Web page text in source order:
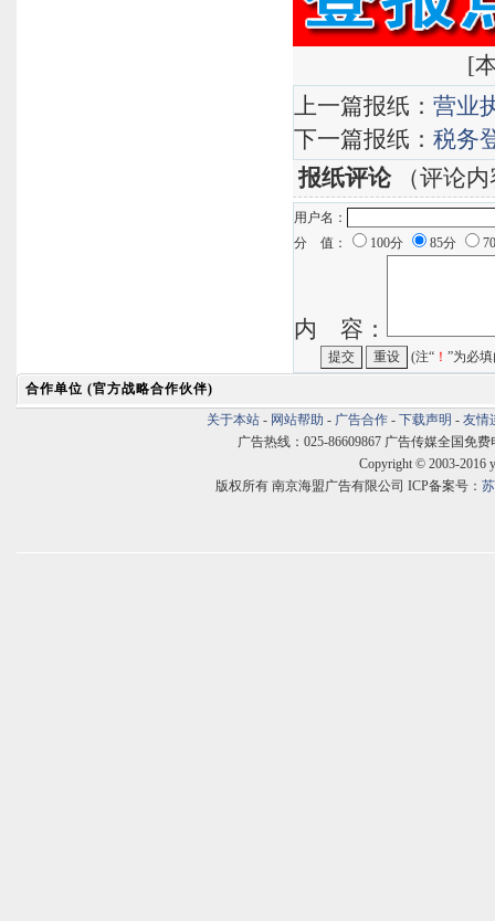
[
上一篇报纸： 营业
下一篇报纸： 税务
报纸评论（评论内
用户名：
分 值：
100分 85分
内 容：
(注“ ！ ”为必
合作单位 (官方战略合作伙伴)
关于本站 - 网站帮助 - 广告合作 - 下载声明 - 友情
广告热线：025-86609867 广告传媒全国免费
Copyright © 2003-2016
版权所有 南京海盟广告有限公司 ICP备案号：